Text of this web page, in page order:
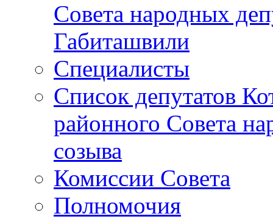
Совета народных
Габиташвили
Специалисты
Список депутатов
районного Совета
созыва
Комиссии Совета
Полномочия